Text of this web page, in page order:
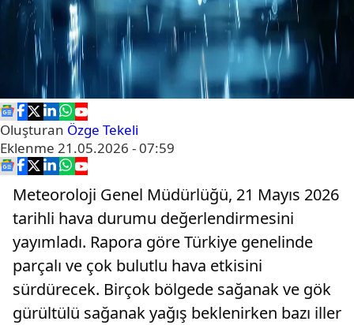
Oluşturan Özge Tekeli
Eklenme 21.05.2026 - 07:59
Meteoroloji Genel Müdürlüğü, 21 Mayıs 2026
tarihli hava durumu değerlendirmesini
yayımladı. Rapora göre Türkiye genelinde
parçalı ve çok bulutlu hava etkisini
sürdürecek. Birçok bölgede sağanak ve gök
gürültülü sağanak yağış beklenirken bazı iller